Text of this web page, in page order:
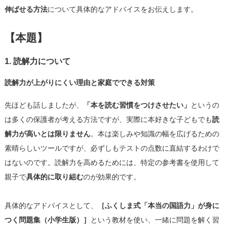
伸ばせる方法について具体的なアドバイスをお伝えします。
【本題】
1. 読解力について
読解力が上がりにくい理由と家庭でできる対策
先ほども話しましたが、 「本を読む習慣をつけさせたい」 というの
は多くの保護者が考える方法ですが、実際に本好きな子どもでも読
解力が高いとは限りません。本は楽しみや知識の幅を広げるための
素晴らしいツールですが、必ずしもテストの点数に直結するわけで
はないのです。読解力を高めるためには、特定の参考書を使用して
親子で具体的に取り組むのが効果的です。
具体的なアドバイスとして、
［ふくしま式「本当の国語力」が身に
つく問題集（小学生版）］
という教材を使い、一緒に問題を解く習